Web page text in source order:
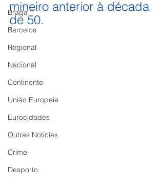
Braga
Barcelos
Regional
Nacional
Continente
União Europeia
Eurocidades
Outras Notícias
Crime
Desporto
mineiro anterior à década
de 50.